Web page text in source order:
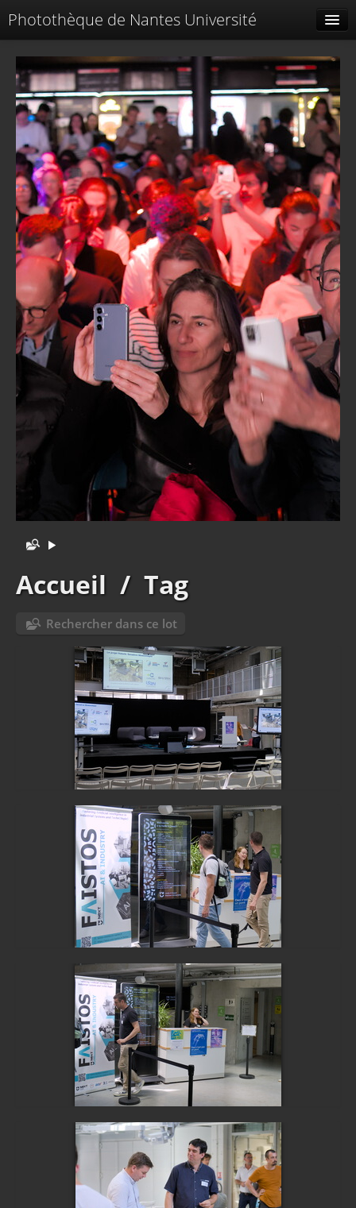
Photothèque de Nantes Université
Spéciales
Menu
Identification
Accueil / Tag
Rechercher dans ce lot